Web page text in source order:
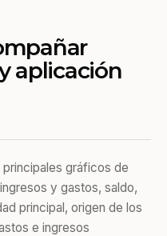
aplicación
gráficos de
y gastos, saldo,
principal, origen de los
e ingresos